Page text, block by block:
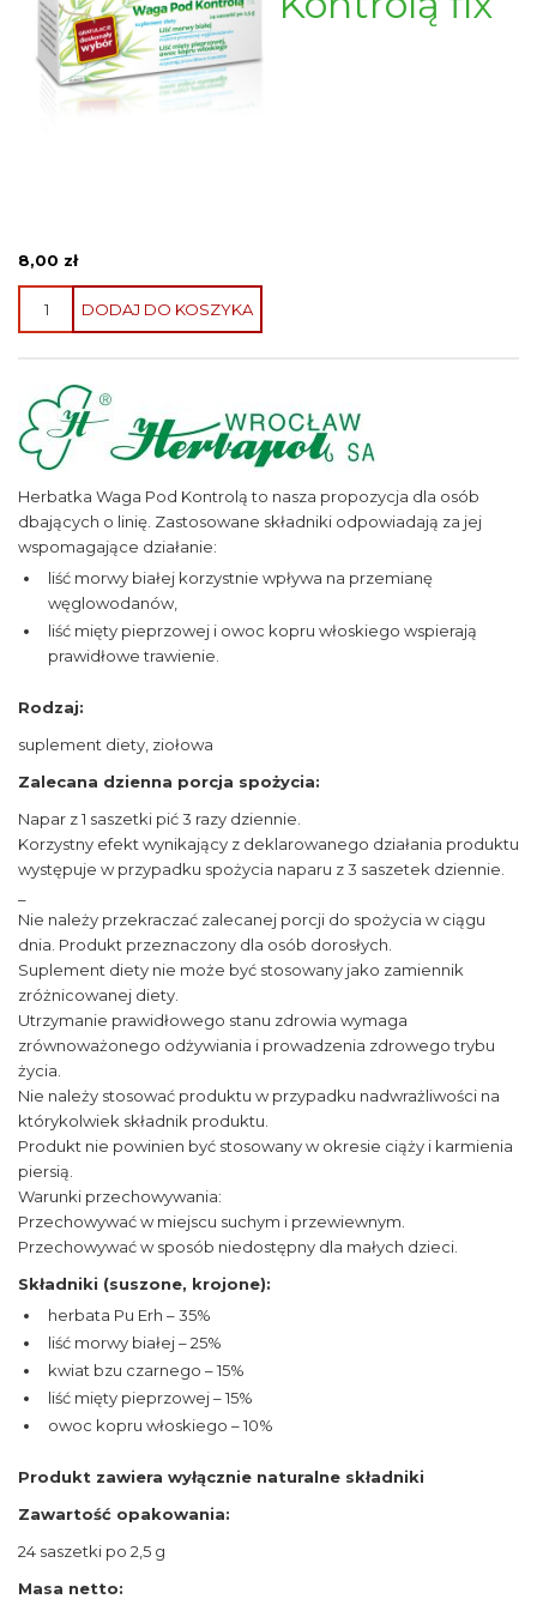
8,00 zł
Herbatka
Pod
Kontrolą
fix
DODAJ DO KOSZYKA
Herbatka Waga Pod Kontrolą to nasza propozycja dla osób
dbających o linię. Zastosowane składniki odpowiadają za jej
wspomagające działanie:
liść morwy białej korzystnie wpływa na przemianę
węglowodanów,
liść mięty pieprzowej i owoc kopru włoskiego wspierają
prawidłowe trawienie.
Rodzaj:
suplement diety, ziołowa
Zalecana dzienna porcja spożycia:
Napar z 1 saszetki pić 3 razy dziennie.
Korzystny efekt wynikający z deklarowanego działania produktu
występuje w przypadku spożycia naparu z 3 saszetek dziennie.
Nie należy przekraczać zalecanej porcji do spożycia w ciągu
dnia. Produkt przeznaczony dla osób dorosłych.
Suplement diety nie może być stosowany jako zamiennik
zróżnicowanej diety.
Utrzymanie prawidłowego stanu zdrowia wymaga
zrównoważonego odżywiania i prowadzenia zdrowego trybu
życia.
Nie należy stosować produktu w przypadku nadwrażliwości na
którykolwiek składnik produktu.
Produkt nie powinien być stosowany w okresie ciąży i karmienia
piersią.
Warunki przechowywania:
Przechowywać w miejscu suchym i przewiewnym.
Przechowywać w sposób niedostępny dla małych dzieci.
Składniki (suszone, krojone):
herbata Pu Erh – 35%
liść morwy białej – 25%
kwiat bzu czarnego – 15%
liść mięty pieprzowej – 15%
owoc kopru włoskiego – 10%
Produkt zawiera wyłącznie naturalne składniki
Zawartość opakowania:
24 saszetki po 2,5 g
Masa netto: